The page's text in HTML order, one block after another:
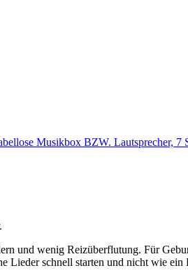
Musikbox BZW. Lautsprecher, 7
und wenig Reizüberflutung. Für
schnell starten und nicht wie ein